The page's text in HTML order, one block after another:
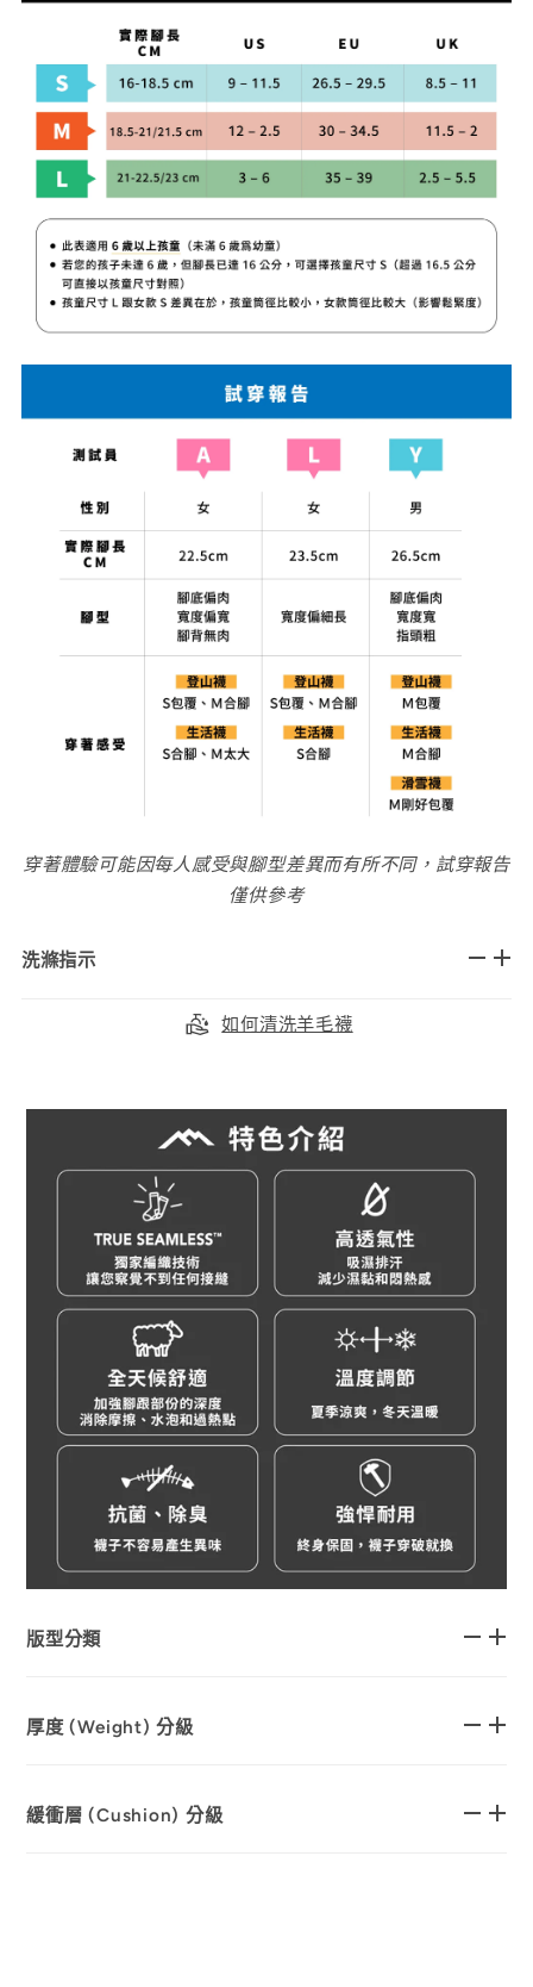
穿著體驗可能因每人感受與腳型差異而有所不同，試穿報告
僅供參考
洗滌指示
如何清洗羊毛襪
版型分類
厚度 (Weight) 分級
緩衝層 (Cushion) 分級